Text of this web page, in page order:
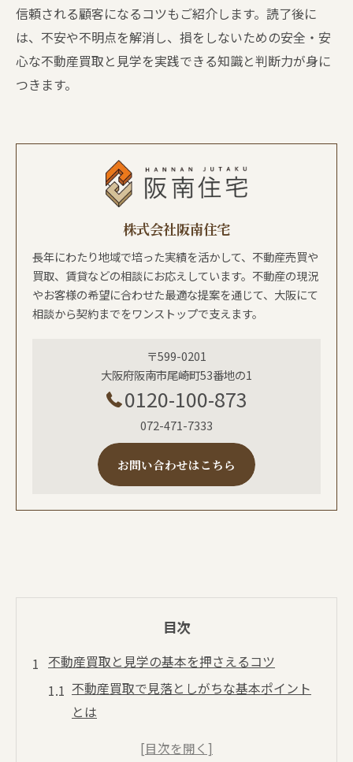
信頼される顧客になるコツもご紹介します。読了後に
は、不安や不明点を解消し、損をしないための安全・安
心な不動産買取と見学を実践できる知識と判断力が身に
つきます。
株式会社阪南住宅
長年にわたり地域で培った実績を活かして、不動産売買や
買取、賃貸などの相談にお応えしています。不動産の現況
やお客様の希望に合わせた最適な提案を通じて、大阪にて
相談から契約までをワンストップで支えます。
〒599-0201
大阪府阪南市尾崎町53番地の1
0120-100-873
072-471-7333
お問い合わせはこちら
目次
不動産買取と見学の基本を押さえるコツ
不動産買取で見落としがちな基本ポイント
とは
見学前に知るべき不動産買取の流れと注意